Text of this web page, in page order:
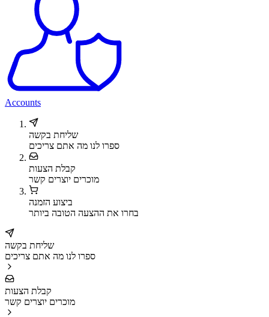
Accounts
שליחת בקשה
ספרו לנו מה אתם צריכים
קבלת הצעות
מוכרים יוצרים קשר
ביצוע הזמנה
בחרו את ההצעה הטובה ביותר
שליחת בקשה
ספרו לנו מה אתם צריכים
קבלת הצעות
מוכרים יוצרים קשר